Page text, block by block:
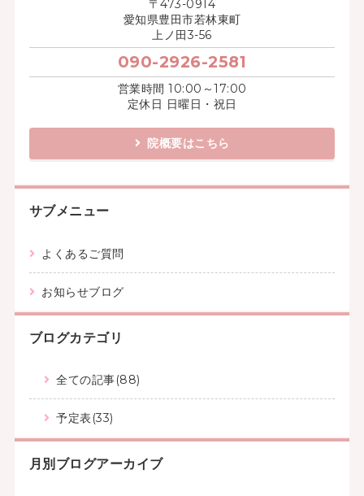
〒473-0914
愛知県豊田市若林東町
上ノ田3-56
090-2926-2581
営業時間 10:00～17:00
定休日 日曜日・祝日
院概要はこちら
サブメニュー
よくあるご質問
お知らせブログ
ブログカテゴリ
全ての記事(88)
予定表(33)
月別ブログアーカイブ